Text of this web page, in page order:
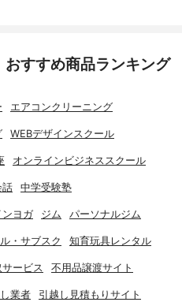
すすめ商品ランキング
エアコンクリーニング
WEBデザインスクール
オンラインビジネススクール
話 中学受験塾
ンヨガ ジム パーソナルジム
・サブスク 知育玩具レンタル
ービス 不用品譲渡サイト
業者 引越し見積もりサイト